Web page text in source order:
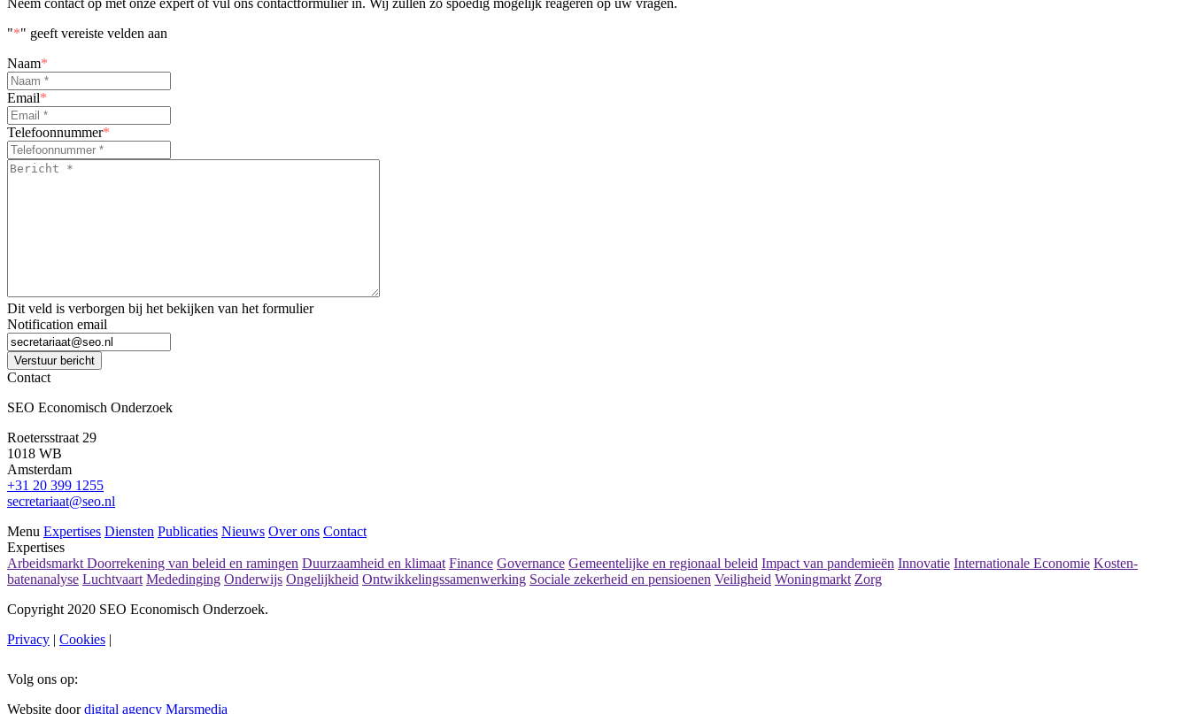
Neem contact op met onze expert of vul ons contactformulier in. Wij zullen zo spoedig mogelijk reageren op uw vragen.
"*" geeft vereiste velden aan
Naam*
Email*
Telefoonnummer*
Bericht
Dit veld is verborgen bij het bekijken van het formulier
Notification email
Verstuur bericht
Contact
SEO Economisch Onderzoek
Roetersstraat 29
1018 WB
Amsterdam
+31 20 399 1255
secretariaat@seo.nl
Menu Expertises Diensten Publicaties Nieuws Over ons Contact
Expertises
Arbeidsmarkt Doorrekening van beleid en ramingen Duurzaamheid en klimaat Finance Governance Gemeentelijke en regionaal beleid Impact van pandemieën Innovatie Internationale Economie Kosten-
batenanalyse Luchtvaart Mededinging Onderwijs Ongelijkheid Ontwikkelingssamenwerking Sociale zekerheid en pensioenen Veiligheid Woningmarkt Zorg
Copyright 2020 SEO Economisch Onderzoek.
Privacy | Cookies |
Volg ons op:
Website doordigital agency Marsmedia